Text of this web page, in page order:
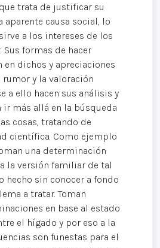
trata de justificar su
aparente causa social, lo
a los intereses de los
Sus formas de hacer
en dichos y apreciaciones
rumor y la valoración
a ello hacen sus análisis y
ir más allá en la búsqueda
cosas, tratando de
científica. Como ejemplo
una determinación
la versión familiar de tal
hecho sin conocer a fondo
a tratar. Toman
en base al estado
el hígado y por eso a la
son funestas para el